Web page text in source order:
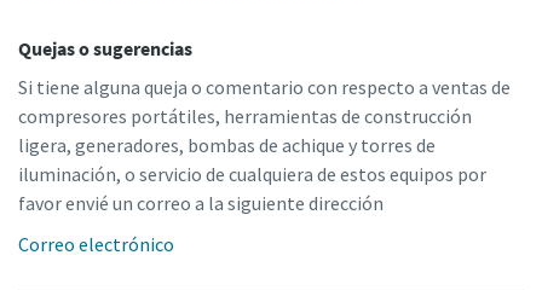
Quejas o sugerencias
Si tiene alguna queja o comentario con respecto a ventas de
compresores portátiles, herramientas de construcción
ligera, generadores, bombas de achique y torres de
iluminación, o servicio de cualquiera de estos equipos por
favor envié un correo a la siguiente dirección
Correo electrónico